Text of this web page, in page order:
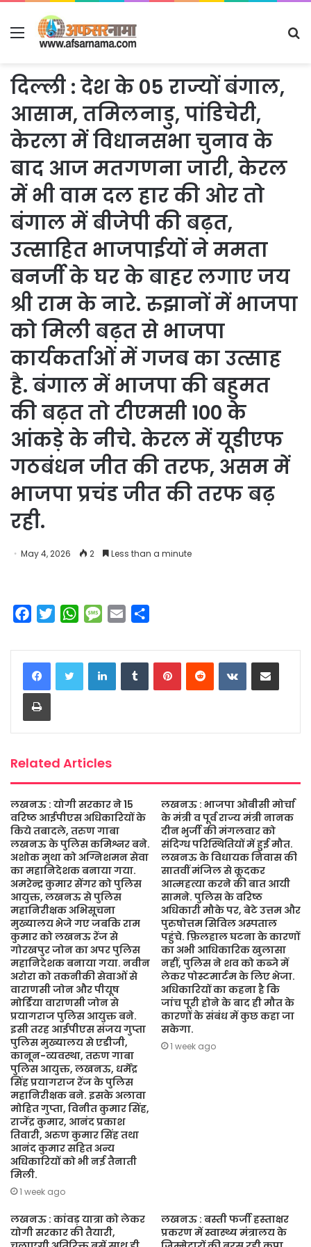
Menu
दिल्ली : देश के 05 राज्यों बंगाल,
आसाम, तमिलनाडु, पांडिचेरी,
केरला में विधानसभा चुनाव के
बाद आज मतगणना जारी, केरल
में भी वाम दल हार की ओर तो
बंगाल में बीजेपी की बढ़त,
उत्साहित भाजपाईयों ने ममता
बनर्जी के घर के बाहर लगाए जय
श्री राम के नारे. रुझानों में भाजपा
को मिली बढ़त से भाजपा
कार्यकर्ताओं में गजब का उत्साह
है. बंगाल में भाजपा की बहुमत
की बढ़त तो टीएमसी 100 के
आंकड़े के नीचे. केरल में यूडीएफ
गठबंधन जीत की तरफ, असम में
भाजपा प्रचंड जीत की तरफ बढ़
रही.
May 4, 2026 2 Less than a minute
c
e
b
o
o
i
t
t
W
a
t
s
M
s
s
a
a
i
a
r
e
LinkedInTumblrPinterestReddit VKontakteShare via Email
Print
Related Articles
लखनऊ : योगी सरकार ने 15
वरिष्ठ आईपीएस अधिकारियों के
किये तबादले, तरुण गाबा
लखनऊ के पुलिस कमिश्नर बने.
अशोक मुथा को अग्निशमन सेवा
का महानिदेशक बनाया गया.
अमरेन्द्र कुमार सेंगर को पुलिस
आयुक्त, लखनऊ से पुलिस
महानिरीक्षक अभिसूचना
मुख्यालय भेजे गए जबकि राम
कुमार को लखनऊ रेंज से
गोरखपुर जोन का अपर पुलिस
महानिदेशक बनाया गया. नवीन
अरोरा को तकनीकी सेवाओं से
वाराणसी जोन और पीयूष
मोर्डिया वाराणसी जोन से
प्रयागराज पुलिस आयुक्त बने.
इसी तरह आईपीएस संजय गुप्ता
पुलिस मुख्यालय से एडीजी,
कानून-व्यवस्था, तरुण गाबा
पुलिस आयुक्त, लखनऊ, धर्मेंद्र
सिंह प्रयागराज रेंज के पुलिस
महानिरीक्षक बने. इसके अलावा
मोहित गुप्ता, विनीत कुमार सिंह,
राजेंद्र कुमार, आनंद प्रकाश
तिवारी, अरुण कुमार सिंह तथा
आनंद कुमार सहित अन्य
अधिकारियों को भी नई तैनाती
मिली.
1 week ago
लखनऊ : भाजपा ओबीसी मोर्चा
के मंत्री व पूर्व राज्य मंत्री नानक
दीन भुर्जी की मंगलवार को
संदिग्ध परिस्थितियों में हुई मौत.
लखनऊ के विधायक निवास की
सातवीं मंजिल से कूदकर
आत्महत्या करने की बात आयी
सामने. पुलिस के वरिष्ठ
अधिकारी मौके पर, बेटे उत्तम और
पुरुषोत्तम सिविल अस्पताल
पहुंचे. फ़िलहाल घटना के कारणों
का अभी आधिकारिक खुलासा
नहीं, पुलिस ने शव को कब्जे में
लेकर पोस्टमार्टम के लिए भेजा.
अधिकारियों का कहना है कि
जांच पूरी होने के बाद ही मौत के
कारणों के संबंध में कुछ कहा जा
सकेगा.
1 week ago
लखनऊ : कांवड़ यात्रा को लेकर
योगी सरकार की तैयारी,
लखनऊ : बस्ती फर्जी हस्ताक्षर
प्रकरण में स्वास्थ्य मंत्रालय के